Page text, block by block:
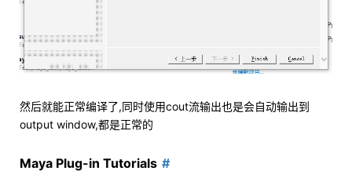
然后就能正常编译了,同时使用cout流输出也是会自动输出到
output window,都是正常的
Maya Plug-in Tutorials